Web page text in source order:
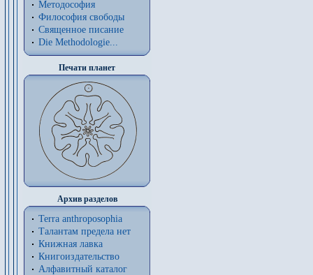
Методософия
Философия cвободы
Священное писание
Die Methodologie...
Печати планет
Архив разделов
Terra anthroposophia
Талантам предела нет
Книжная лавка
Книгоиздательство
Алфавитный каталог